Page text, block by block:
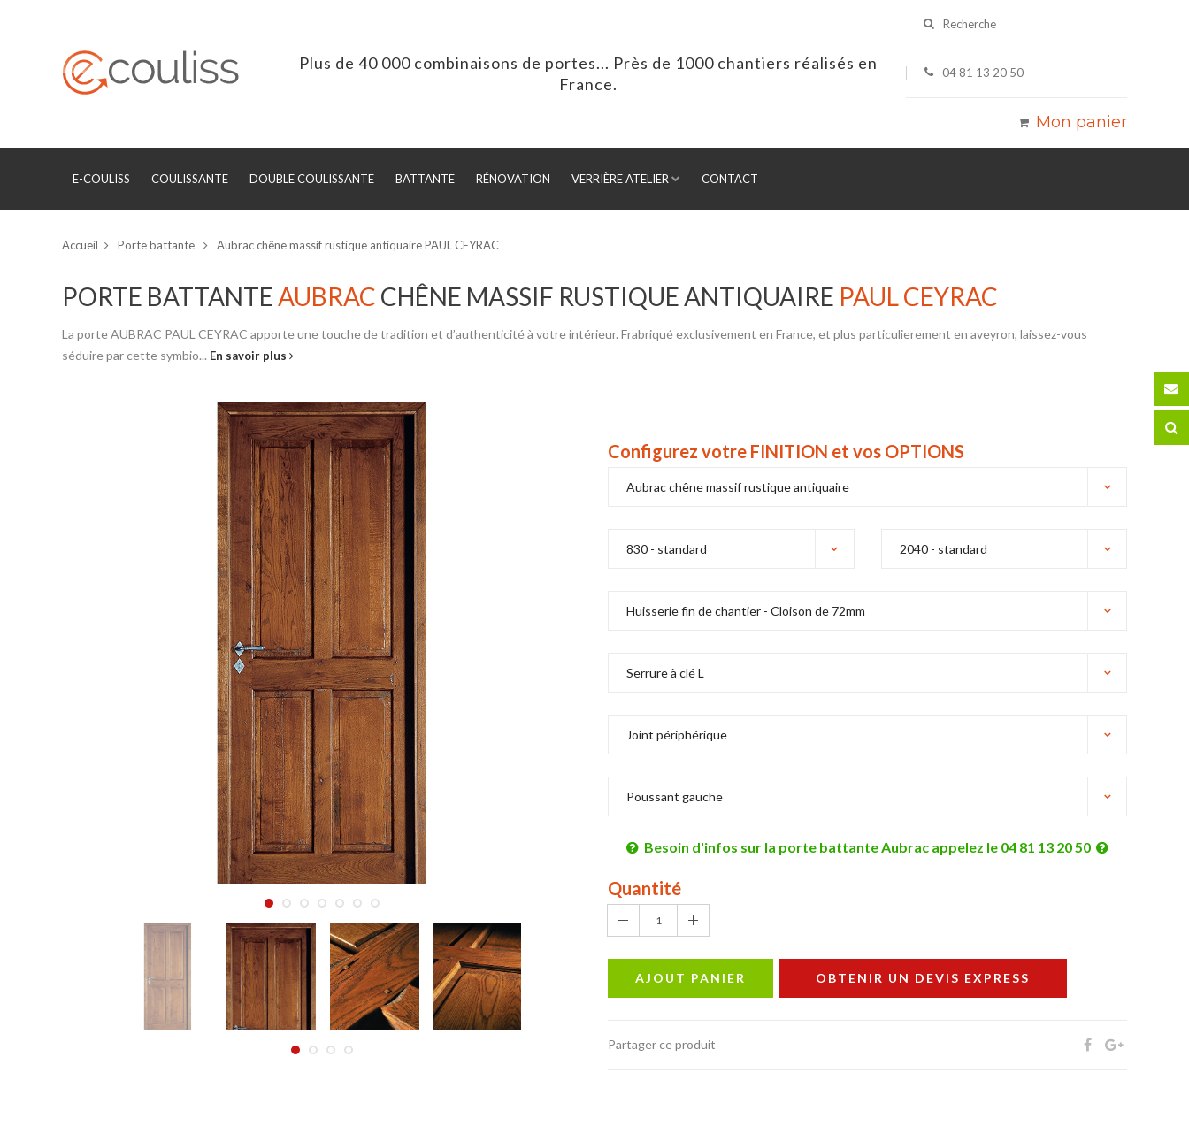
Plus de 40 000 combinaisons de portes... Près de 1000 chantiers réalisés en
France.
Recherche
04 81 13 20 50
Mon panier
E-COULISS COULISSANTE DOUBLE COULISSANTE BATTANTE RÉNOVATION VERRIÈRE ATELIER CONTACT
Accueil Porte battante Aubrac chêne massif rustique antiquaire PAUL CEYRAC
PORTE BATTANTEAUBRAC CHÊNE MASSIF RUSTIQUE ANTIQUAIRE PAUL CEYRAC
La porte AUBRAC PAUL CEYRAC apporte une touche de tradition et d’authenticité à votre intérieur. Frabriqué exclusivement en France, et plus particulierement en aveyron, laissez-vous
séduire par cette symbio... En savoir plus
Configurez votre FINITION et vos OPTIONS
Besoin d'infos sur la porte battante Aubrac appelez le 04 81 13 20 50
Quantité
1
AJOUT PANIER OBTENIR UN DEVIS EXPRESS
Partager ce produit